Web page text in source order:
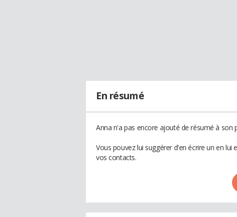
En résumé
Anna n'a pas encore ajouté de résumé à son
Vous pouvez lui suggérer d'en écrire un en
vos contacts.